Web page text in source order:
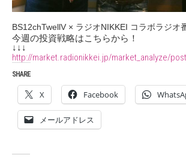
BS12chTwellV × ラジオNIKKEI コラボラジオ
今週の投資戦略はこちらから！
↓↓↓
http://market.radionikkei.jp/market_analyze/
SHARE
X Facebook
メールアドレス